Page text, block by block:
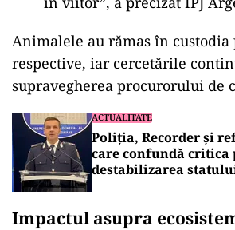
Animalele au rămas în custodia
respective, iar cercetările
supravegherea procurorului de
ACTUALITATE
Poliția, Recorder și
care confundă critica
destabilizarea
Impactul asupra